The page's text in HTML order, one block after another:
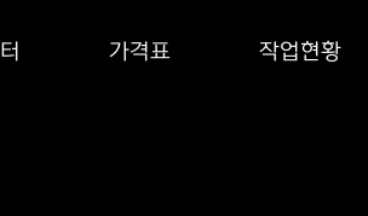
가격표 작업현황